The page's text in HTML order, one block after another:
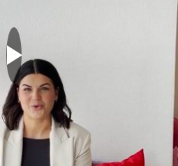
yhdessä
kollegasi.